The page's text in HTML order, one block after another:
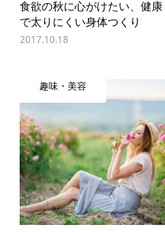
食欲の秋に心がけたい、健康
で太りにくい身体つくり
2017.10.18
趣味・美容